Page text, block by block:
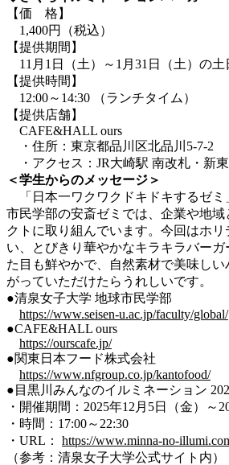
【価 格】
1,400円（税込）
【提供期間】
11月1日（土）～1月31日（土）の土
【提供時間】
12:00～14:30 （ランチタイム）
【提供店舗】
CAFE&HALL ours
・住所：東京都品川区北品川5-7-2
・アクセス：JR大崎駅 南改札・新
＜学生からのメッセージ＞
「日本一ワクワクドキドキするゼミ
市民学部の安斎ゼミでは、企業や地域
クトに取り組んでいます。今回はホ
い、とびきり華やかなキラキラバー
た目も鮮やかで、自然素材で美味し
がっていただけたらうれしいです。
●清泉女子大学 地球市民学部
https://www.seisen-u.ac.jp/faculty/global/
●CAFE&HALL ours
https://ourscafe.jp/
●関東日本フード株式会社
https://www.nfgroup.co.jp/kantofood/
●目黒川みんなのイルミネーション
・開催期間：2025年12月5日（金）～
・時間：17:00～22:30
・URL： https://www.minna-no-
（参考：清泉女子大学公式サイト内）